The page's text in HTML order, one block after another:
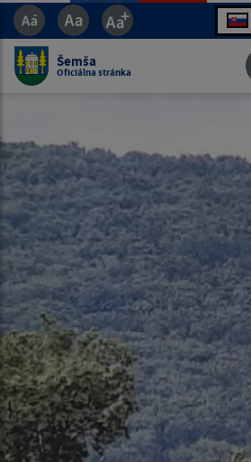
Šemša
Oficiálna stránka